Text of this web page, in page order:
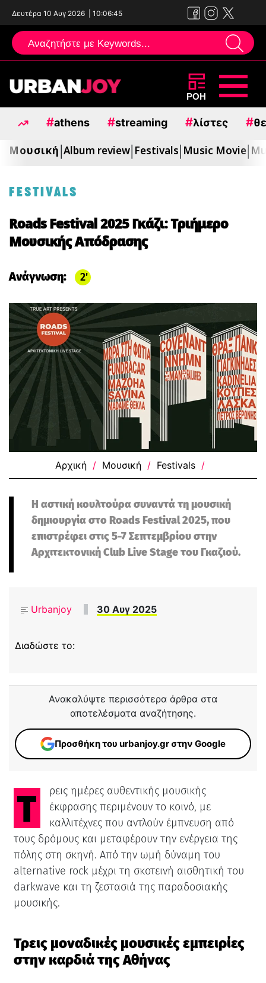
Δευτέρα 10 Αυγ 2026 10:06:47
Μεταπηδήστε
περιεχόμενο
ΡΟΗ
#athens #streaming #λίστες #
Μουσική Album review Festivals Music Movie
FESTIVALS
Roads Festival 2025 Γκάζι: Τριήμερο
Μουσικής Απόδρασης
Ανάγνωση: 2
Αρχική / Μουσική / Festivals /
Η αστική κουλτούρα συναντά τη μουσική
δημιουργία στο Roads Festival 2025, που
επιστρέφει στις 5-7 Σεπτεμβρίου στην
Αρχιτεκτονική Club Live Stage του Γκαζιού.
Urbanjoy 30 Αυγ 2025
Διαδώστε το:
Ανακαλύψτε περισσότερα άρθρα στα
αποτελέσματα αναζήτησης.
Προσθήκη του urbanjoy.gr στην Google
Τρεις ημέρες αυθεντικής μουσικής
έκφρασης περιμένουν το κοινό, με
καλλιτέχνες που αντλούν έμπνευση από
τους δρόμους και μεταφέρουν την ενέργεια της
πόλης στη σκηνή. Από την ωμή δύναμη του
alternative rock μέχρι τη σκοτεινή αισθητική του
darkwave και τη ζεστασιά της παραδοσιακής
μουσικής.
Τρεις μοναδικές μουσικές εμπειρίες
στην καρδιά της Αθήνας